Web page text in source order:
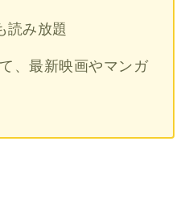
読み放題
、最新映画やマンガ